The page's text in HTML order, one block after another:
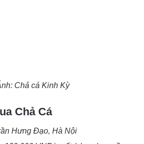
Chả cá Kinh Kỳ
Chả Cá
Hưng Đạo, Hà Nội